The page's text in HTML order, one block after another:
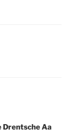
Drentsche Aa